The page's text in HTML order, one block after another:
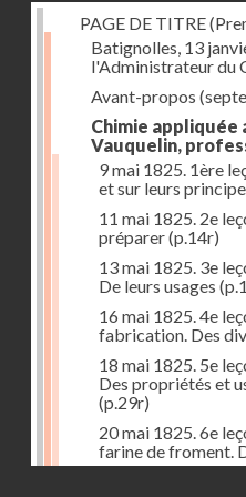
PAGE DE TITRE
Batignolles, 13
l'Administrateur du
Avant-propos
Chimie
Vauquelin,
9 mai 1825. 1ère
et sur leurs
11 mai 1825. 2e
préparer(p.14r)
13 mai 1825. 3e
De leurs usages
16 mai 1825. 4e
fabrication. Des
18 mai 1825. 5e
Des propriétés et
(p.29r)
20 mai 1825. 6e
farine de froment.